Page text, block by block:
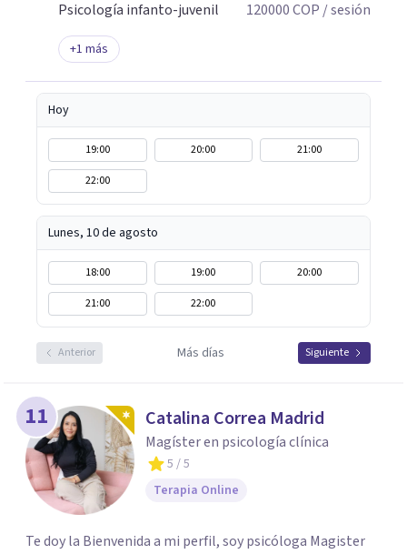
Psicología infanto-juvenil 120000COP / sesión
+1 más
Hoy
19:00 20:00
21:00
22:00
Lunes, 10 de agosto
18:00 19:00
20:00
21:00
22:00
Anterior Más días Siguiente
11 Catalina Correa Madrid
Magíster en psicología clínica
5 / 5
Terapia Online
Te doy la Bienvenida a mi perfil, soy psicóloga Magister